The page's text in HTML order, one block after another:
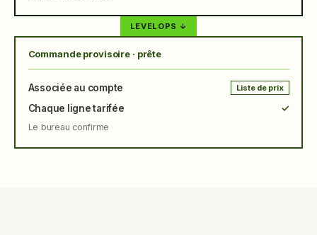
LEVELOPS ↓
Commande provisoire · prête
Associée au compte Liste de prix
Chaque ligne tarifée ✓
Le bureau confirme